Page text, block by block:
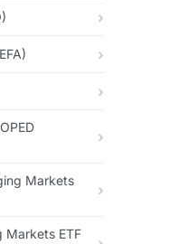
Markets
Markets ETF